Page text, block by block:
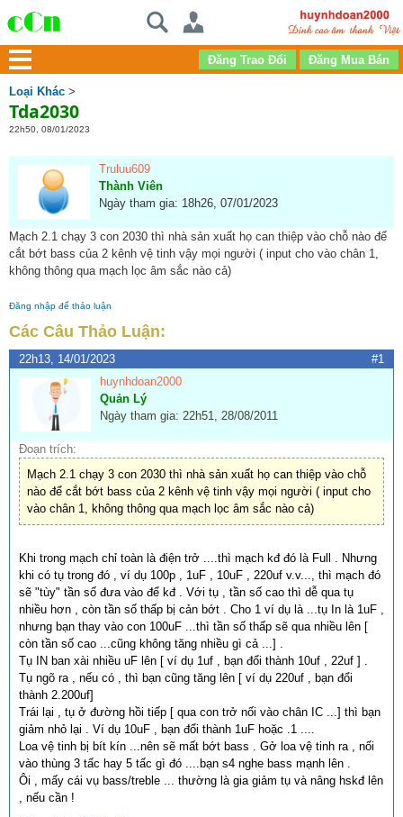
Loại Khác >
Tda2030
22h50, 08/01/2023
Truluu609
Thành Viên
Ngày tham gia: 18h26, 07/01/2023
Mạch 2.1 chạy 3 con 2030 thì nhà sản xuất họ can thiệp vào chỗ nào để
cắt bớt bass của 2 kênh vệ tinh vậy mọi người ( input cho vào chân 1,
không thông qua mạch lọc âm sắc nào cả)
Đăng nhập để thảo luận
Các Câu Thảo Luận:
22h13, 14/01/2023
#1
huynhdoan2000
Quản Lý
Ngày tham gia: 22h51, 28/08/2011
Đoạn trích:
Mạch 2.1 chạy 3 con 2030 thì nhà sản xuất họ can thiệp vào chỗ
nào để cắt bớt bass của 2 kênh vệ tinh vậy mọi người ( input cho
vào chân 1, không thông qua mạch lọc âm sắc nào cả)
Khi trong mạch chỉ toàn là điện trở ....thì mạch kđ đó là Full . Nhưng
khi có tụ trong đó , ví dụ 100p , 1uF , 10uF , 220uf v.v..., thì mạch đó
sẽ "tùy" tần số đưa vào để kđ . Với tụ , tần số cao thì dễ qua tụ
nhiều hơn , còn tần số thấp bị cản bớt . Cho 1 ví dụ là ...tụ In là 1uF ,
nhưng bạn thay vào con 100uF ...thì tần số thấp sẽ qua nhiều lên [
còn tần số cao ...cũng không tăng nhiều gì cả ...] .
Tụ IN ban xài nhiều uF lên [ ví dụ 1uf , bạn đổi thành 10uf , 22uf ] .
Tụ ngõ ra , nếu có , thì bạn cũng tăng lên [ ví dụ 220uf , bạn đổi
thành 2.200uf]
Trái lại , tụ ở đường hồi tiếp [ qua con trở nối vào chân IC ...] thì bạn
giảm nhỏ lại . Ví dụ 10uF , bạn đổi thành 1uF hoặc .1 ....
Loa vệ tinh bị bít kín ...nên sẽ mất bớt bass . Gở loa vệ tinh ra , nối
vào thùng 3 tấc hay 5 tấc gì đó ....bạn s4 nghe bass mạnh lên .
Ôi , mấy cái vụ bass/treble ... thường là gia giảm tụ và nâng hskđ lên
, nếu cần !